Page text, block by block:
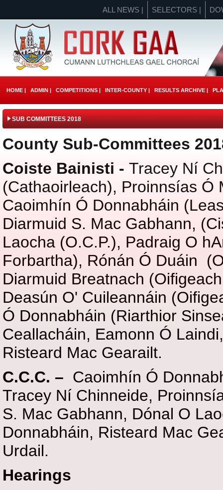
ALL NEWS | SELECTORS |
HOME | ADMIN | COMPETITIONS | INTER-COUNTY | RESULTS ARCHIVE |
SUB COMMITTEES 2018
County Sub-Committees
Coiste Bainisti - Tracey Ní
(Cathaoirleach), Proinnsías Ó
Caoimhín Ó Donnabháin
Diarmuid S. Mac Gabhann,
Laocha (O.C.P.), Padraig O
Forbartha), Rónán Ó Duáin
Diarmuid Breatnach
Deasún O' Cuileannáin
Ó Donnabháin (Riarthior
Ceallacháin, Eamonn Ó
Risteard Mac Gearailt.
C.C.C. – Caoimhín Ó
Tracey Ní Chinneide,
S. Mac Gabhann, Dónal O
Donnabháin, Risteard Mac
Urdail.
Hearings